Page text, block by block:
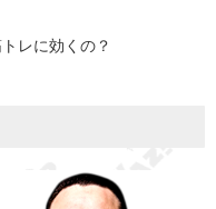
レに効くの？